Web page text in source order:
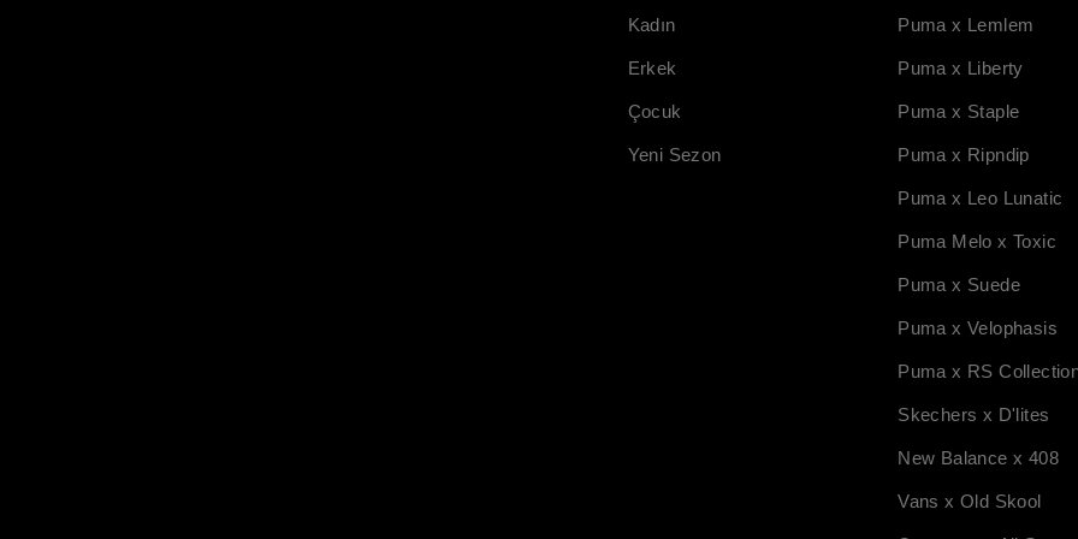
Kadın
Erkek
Çocuk
Yeni Sezon
Puma x Lemlem
Puma x Liberty
Puma x Staple
Puma x Ripndip
Puma x Leo Lunatic
Puma Melo x Toxic
Puma x Suede
Puma x Velophasis
Puma x RS
Skechers x D'lites
New Balance x 408
Vans x Old Skool